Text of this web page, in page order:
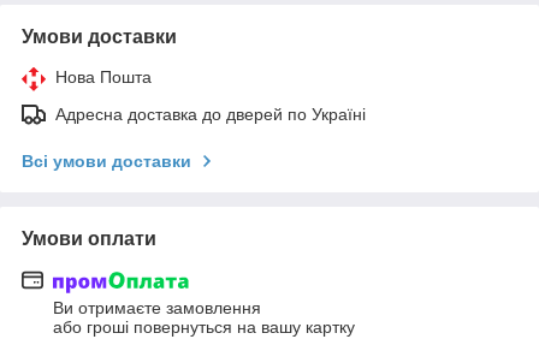
Умови доставки
Нова Пошта
Адресна доставка до дверей по Україні
Всі умови доставки
Умови оплати
Ви отримаєте замовлення
або гроші повернуться на вашу картку